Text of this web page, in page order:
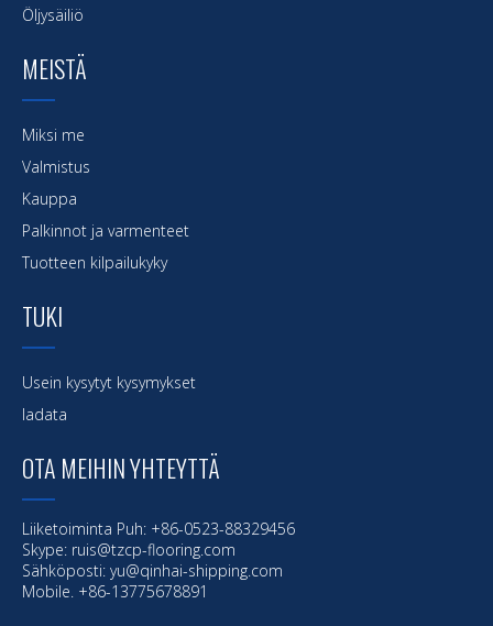
Öljysäiliö
MEISTÄ
Miksi me
Valmistus
Kauppa
Palkinnot ja varmenteet
Tuotteen kilpailukyky
TUKI
Usein kysytyt kysymykset
ladata
OTA MEIHIN YHTEYTTÄ
Liiketoiminta Puh: +86-0523-88329456
Skype: ruis@tzcp-flooring.com
Sähköposti: yu@qinhai-shipping.com
Mobile. +86-13775678891